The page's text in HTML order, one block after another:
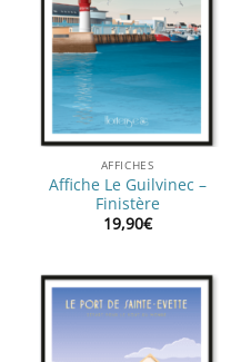
AFFICHES
Affiche Le Guilvinec –
Finistère
19,90€